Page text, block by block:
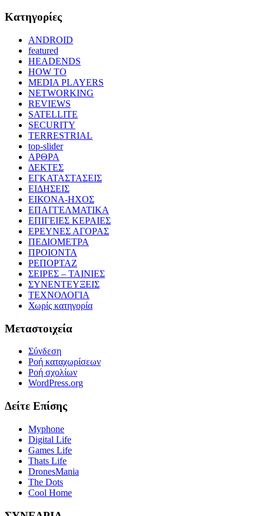
Kατηγορίες
ANDROID
featured
HEADENDS
HOW TO
MEDIA PLAYERS
NETWORKING
REVIEWS
SATELLITE
SECURITY
TERRESTRIAL
top-slider
ΑΡΘΡΑ
ΔΕΚΤΕΣ
ΕΓΚΑΤΑΣΤΑΣΕΙΣ
ΕΙΔΗΣΕΙΣ
ΕΙΚΟΝΑ-ΗΧΟΣ
ΕΠΑΓΓΕΛΜΑΤΙΚΑ
ΕΠΙΓΕΙΕΣ ΚΕΡΑΙΕΣ
ΕΡΕΥΝΕΣ ΑΓΟΡΑΣ
ΠΕΔΙΟΜΕΤΡΑ
ΠΡΟΙΟΝΤΑ
ΡΕΠΟΡΤΑΖ
ΣΕΙΡΕΣ – ΤΑΙΝΙΕΣ
ΣΥΝΕΝΤΕΥΞΕΙΣ
ΤΕΧΝΟΛΟΓΙΑ
Χωρίς κατηγορία
Μεταστοιχεία
Σύνδεση
Ροή καταχωρίσεων
Ροή σχολίων
WordPress.org
Δείτε Επίσης
Myphone
Digital Life
Games Life
Thats Life
DronesMania
The Dots
Cool Home